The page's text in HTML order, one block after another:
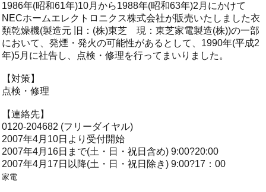
1986年(昭和61年)10月から1988年(昭和63年)2月にかけて
NECホームエレクトロニクス株式会社が販売いたしました衣
類乾燥機(製造元 旧：(株)東芝 現：東芝家電製造(株))の一部
において、発煙・発火の可能性があるとして、1990年(平成2
年)5月に社告し、点検・修理を行ってまいりました。
【対策】
点検・修理
【連絡先】
0120-204682 (フリーダイヤル)
2007年4月10日より受付開始
2007年4月16日まで(土・日・祝日含め) 9:00?20:00
2007年4月17日以降(土・日・祝日除き) 9:00?17：00
家電